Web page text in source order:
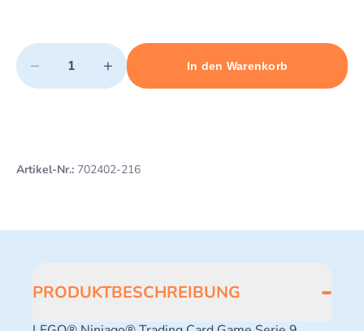
Quantity
− +
Minimum quantity: 1 Maximum quantity: 3
In den Warenkorb
Add 1 item to cart
Artikel-Nr.: 702402-216
PRODUKTBESCHREIBUNG